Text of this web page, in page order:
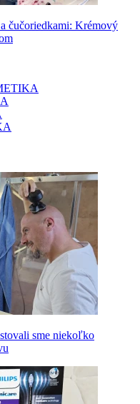
čučoriedkami: Krémový
sme niekoľko